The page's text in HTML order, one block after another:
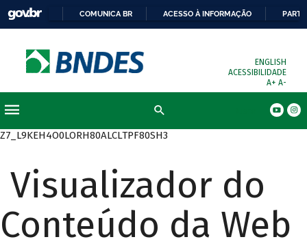
COMUNICA BR ACESSO À INFORMAÇÃO
ENGLISH
ACESSIBILIDADE
A+ A-
Z7_L9KEH4O0LORH80ALCLTPF80SH3
Visualizador do
Conteúdo da Web